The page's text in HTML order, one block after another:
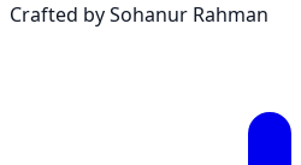
Crafted bySohanur Rahman